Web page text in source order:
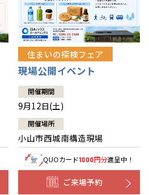
住まいの探検フェア
現場公開イベント
開催期間
9月12日(土)
開催場所
小山市西城南構造現場
QUOカード1000円分進呈中！
ご来場予約